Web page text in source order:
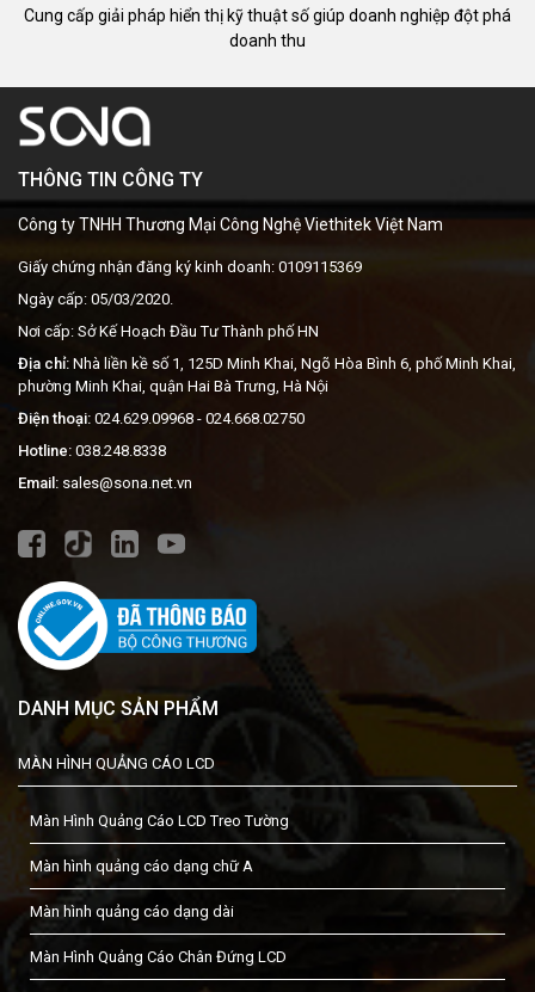
Cung cấp giải pháp hiển thị kỹ thuật số giúp doanh nghiệp đột phá
doanh thu
THÔNG TIN CÔNG TY
Công ty TNHH Thương Mại Công Nghệ Viethitek Việt Nam
Giấy chứng nhận đăng ký kinh doanh: 0109115369
Ngày cấp: 05/03/2020.
Nơi cấp: Sở Kế Hoạch Đầu Tư Thành phố HN
Địa chỉ: Nhà liền kề số 1, 125D Minh Khai, Ngõ Hòa Bình 6, phố Minh Khai,
phường Minh Khai, quận Hai Bà Trưng, Hà Nội
Điện thoại: 024.629.09968 - 024.668.02750
Hotline: 038.248.8338
Email: sales@sona.net.vn
DANH MỤC SẢN PHẨM
MÀN HÌNH QUẢNG CÁO LCD
Màn Hình Quảng Cáo LCD Treo Tường
Màn hình quảng cáo dạng chữ A
Màn hình quảng cáo dạng dài
Màn Hình Quảng Cáo Chân Đứng LCD